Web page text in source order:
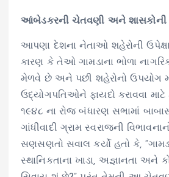
આંબેડકરની ચેતવણી અને શાસકોની
આપણા દેશના નેતાઓ શહેરોની
કારણ કે તેઓ ગામડાના ભોળા
મેળવે છે અને પછી શહેરોનો ઉપયોગ
ઉદ્યોગપતિઓને ફાયદો કરાવવા
૧૯૪૮ ના રોજ બંધારણ સભામાં
ગાંધીવાદી ગ્રામ સ્વરાજની
સણસણતો સવાલ કર્યો હતો કે,
સ્થાનિકતાના ખાડા, અજ્ઞાનતા અને